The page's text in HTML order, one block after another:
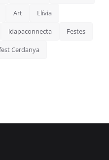
Art Llívia
idapaconnecta Festes
Cerdanya